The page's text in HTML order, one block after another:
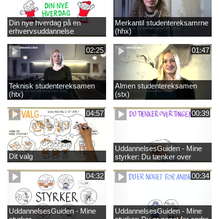
Din nye hverdag på en
erhvervsuddannelse
Merkantil studentereksamrne
(hhx)
02:25
Teknisk studentereksamen
(htx)
01:47
Almen studentereksamen
(stx)
04:57
Dit valg
00:39
UddannelsesGuiden - Mine
styrker: Du tænker over
tingene
04:32
UddannelsesGuiden - Mine
00:34
UddannelsesGuiden - Mine